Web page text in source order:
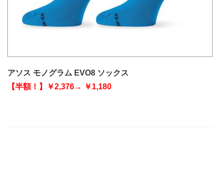
アソス モノグラム EVO8 ソックス
【半額！】￥2,376→ ￥1,180